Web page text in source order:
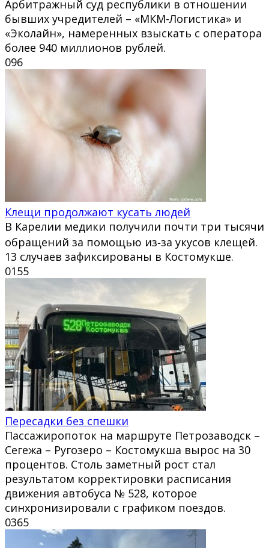
Арбитражный суд республики в отношении
бывших учредителей – «МКМ-Логистика» и
«Эколайн», намеренных взыскать с оператора
более 940 миллионов рублей.
096
Клещи продолжают кусать людей
В Карелии медики получили почти три тысячи
обращений за помощью из‑за укусов клещей.
13 случаев зафиксированы в Костомукше.
0155
Пересадки без спешки
Пассажиропоток на маршруте Петрозаводск –
Сегежа – Ругозеро – Костомукша вырос на 30
процентов. Столь заметный рост стал
результатом корректировки расписания
движения автобуса № 528, которое
синхронизировали с графиком поездов.
0365